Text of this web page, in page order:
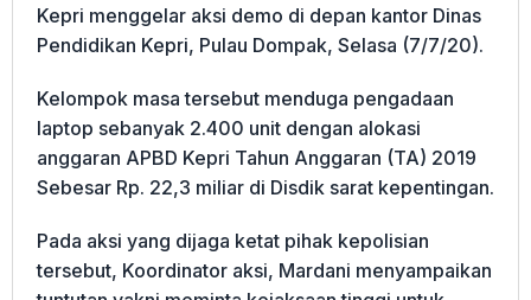
Kepri menggelar aksi demo di depan kantor Dinas
Pendidikan Kepri, Pulau Dompak, Selasa (7/7/20).
Kelompok masa tersebut menduga pengadaan
laptop sebanyak 2.400 unit dengan alokasi
anggaran APBD Kepri Tahun Anggaran (TA) 2019
Sebesar Rp. 22,3 miliar di Disdik sarat kepentingan.
Pada aksi yang dijaga ketat pihak kepolisian
tersebut, Koordinator aksi, Mardani menyampaikan